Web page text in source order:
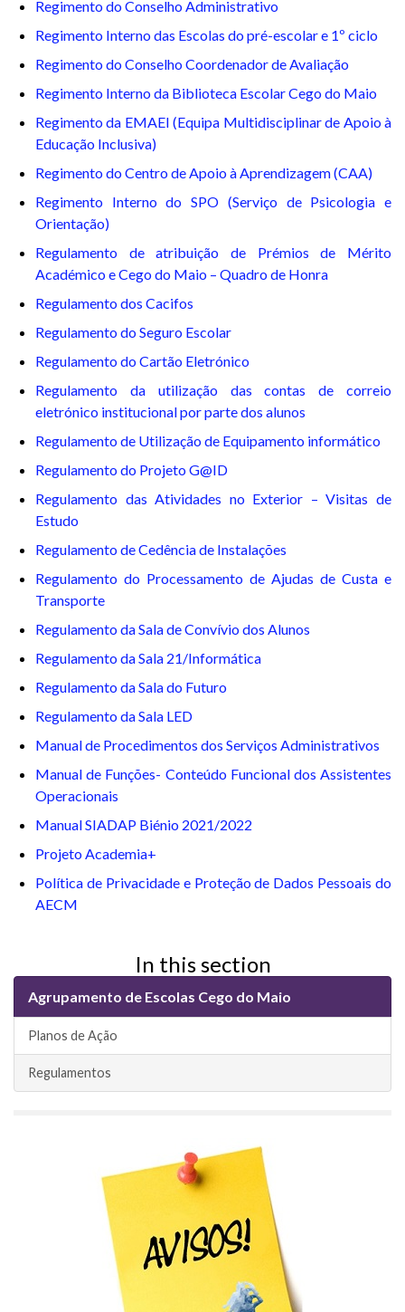
Regimento do Conselho Administrativo
Regimento Interno das Escolas do pré-escolar e 1º ciclo
Regimento do Conselho Coordenador de Avaliação
Regimento Interno da Biblioteca Escolar Cego do Maio
Regimento da EMAEI (Equipa Multidisciplinar de Apoio à
Educação Inclusiva)
Regimento do Centro de Apoio à Aprendizagem (CAA)
Regimento Interno do SPO (Serviço de Psicologia e
Orientação)
Regulamento de atribuição de Prémios de Mérito
Académico e Cego do Maio – Quadro de Honra
Regulamento dos Cacifos
Regulamento do Seguro Escolar
Regulamento do Cartão Eletrónico
Regulamento da utilização das contas de correio
eletrónico institucional por parte dos alunos
Regulamento de Utilização de Equipamento informático
Regulamento do Projeto G@ID
Regulamento das Atividades no Exterior – Visitas de
Estudo
Regulamento de Cedência de Instalações
Regulamento do Processamento de Ajudas de Custa e
Transporte
Regulamento da Sala de Convívio dos Alunos
Regulamento da Sala 21/Informática
Regulamento da Sala do Futuro
Regulamento da Sala LED
Manual de Procedimentos dos Serviços Administrativos
Manual de Funções- Conteúdo Funcional dos Assistentes
Operacionais
Manual SIADAP Biénio 2021/2022
Projeto Academia+
Política de Privacidade e Proteção de Dados Pessoais do
AECM
In this section
Agrupamento de Escolas Cego do Maio
Planos de Ação
Regulamentos